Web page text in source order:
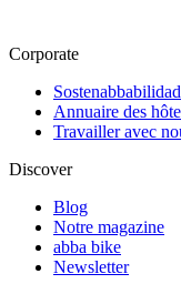
Corporate
Sostenabbabilidad
Annuaire des
Travailler avec
Discover
Blog
Notre magazine
abba bike
Newsletter